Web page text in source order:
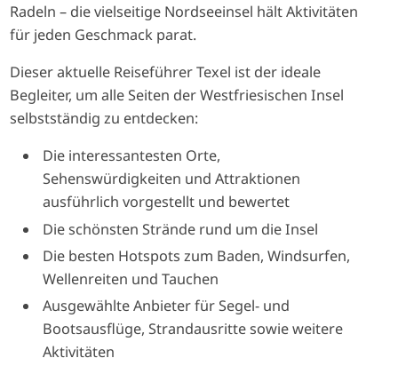
Radeln – die vielseitige Nordseeinsel hält Aktivitäten
für jeden Geschmack parat.
Dieser aktuelle Reiseführer Texel ist der ideale
Begleiter, um alle Seiten der Westfriesischen Insel
selbstständig zu entdecken:
Die interessantesten Orte,
Sehenswürdigkeiten und Attraktionen
ausführlich vorgestellt und bewertet
Die schönsten Strände rund um die Insel
Die besten Hotspots zum Baden, Windsurfen,
Wellenreiten und Tauchen
Ausgewählte Anbieter für Segel- und
Bootsausflüge, Strandausritte sowie weitere
Aktivitäten